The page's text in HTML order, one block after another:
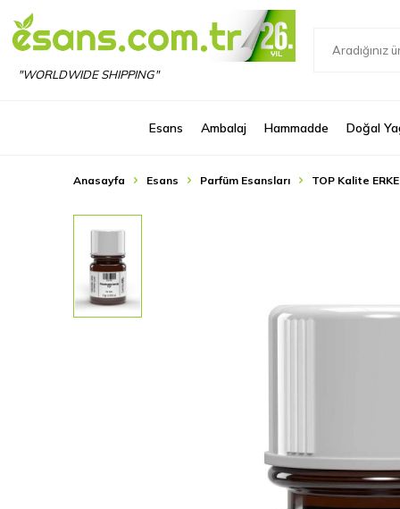
"WORLDWIDE SHIPPING"
Esans Ambalaj Hammadde Doğal
Anasayfa Esans Parfüm Esansları TOP Kalite